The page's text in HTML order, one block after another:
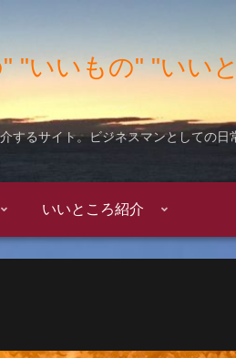
"いいもの" "いい
るサイト。ビジネスマンとしての日
いいところ紹介